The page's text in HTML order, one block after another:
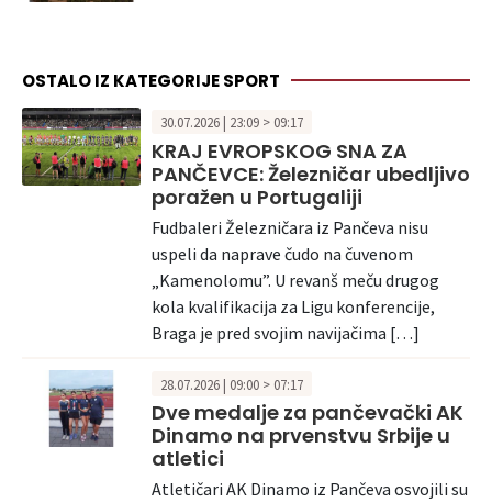
OSTALO IZ KATEGORIJE SPORT
30.07.2026 | 23:09 > 09:17
KRAJ EVROPSKOG SNA ZA
PANČEVCE: Železničar ubedljivo
poražen u Portugaliji
Fudbaleri Železničara iz Pančeva nisu
uspeli da naprave čudo na čuvenom
„Kamenolomu”. U revanš meču drugog
kola kvalifikacija za Ligu konferencije,
Braga je pred svojim navijačima […]
28.07.2026 | 09:00 > 07:17
Dve medalje za pančevački AK
Dinamo na prvenstvu Srbije u
atletici
Atletičari AK Dinamo iz Pančeva osvojili su